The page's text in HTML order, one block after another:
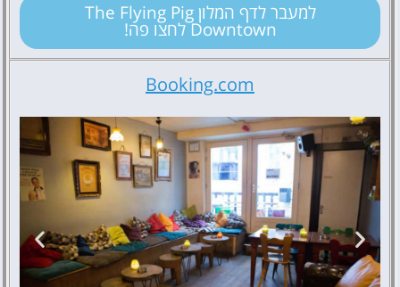
למעבר לדף המלון The Flying Pig
Downtown לחצו פה!
Booking.com